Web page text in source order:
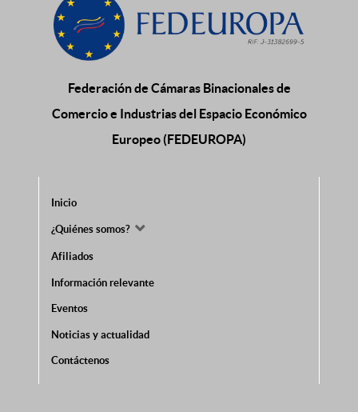
Federación de Cámaras Binacionales de
Comercio e Industrias del Espacio Económico
Europeo (FEDEUROPA)
Inicio
¿Quiénes somos?
Afiliados
Información relevante
Eventos
Noticias y actualidad
Contáctenos